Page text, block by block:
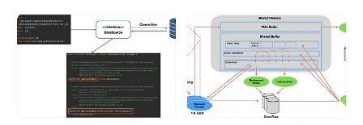
_id bigint, team_name varchar(100), created_at t
imestamp with time zone ); ..